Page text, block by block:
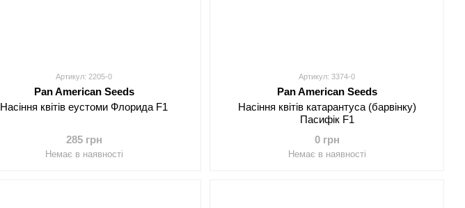
Артикул: 2205-0
Pan American Seeds
Насіння квітів еустоми Флорида F1
285 грн
Немає в наявності
Артикул: 3374-0
Pan American Seeds
Насіння квітів катарантуса (барвінку)
Пасифік F1
0 грн
Немає в наявності